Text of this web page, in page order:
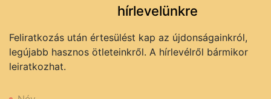
hírlevelünkre
Feliratkozás után értesülést kap az újdonságainkról,
legújabb hasznos ötleteinkről. A hírlevélről bármikor
leiratkozhat.